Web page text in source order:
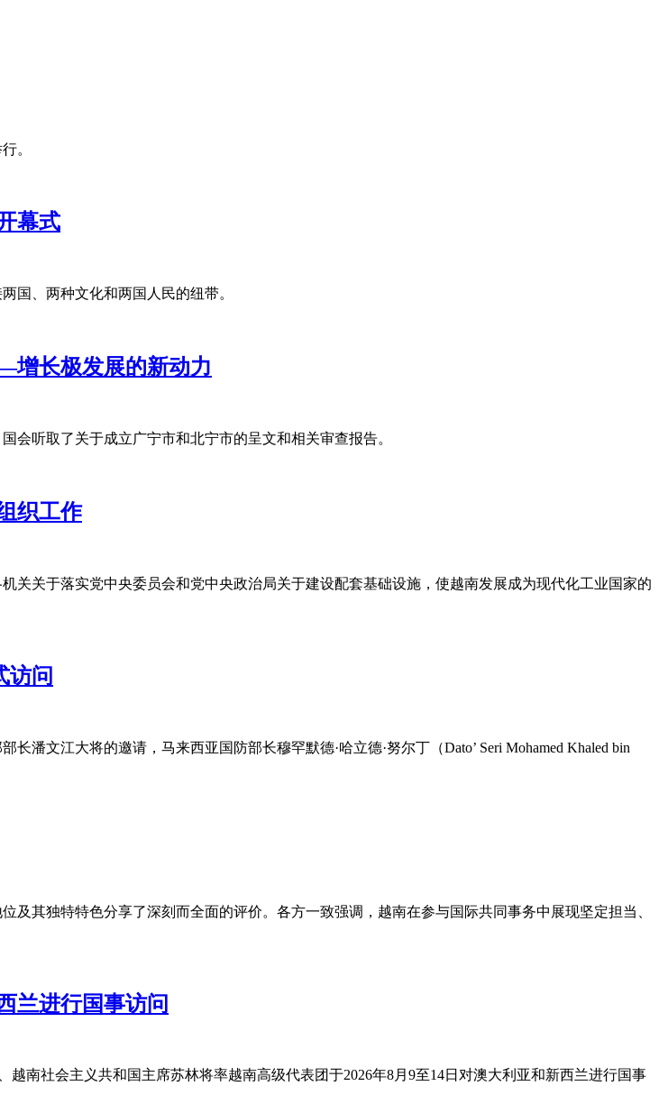
。
幕式
国、两种文化和两国人民的纽带。
增长极发展的新动力
会听取了关于成立广宁市和北宁市的呈文和相关审查报告。
织工作
关关于落实党中央委员会和党中央政治局关于建设配套基础设施，使越南发展成为现代化工业国家的
访问
潘文江大将的邀请，马来西亚国防部长穆罕默德·哈立德·努尔丁（Dato’ Seri Mohamed Khaled bin
其独特特色分享了深刻而全面的评价。各方一致强调，越南在参与国际共同事务中展现坚定担当、
兰进行国事访问
南社会主义共和国主席苏林将率越南高级代表团于2026年8月9至14日对澳大利亚和新西兰进行国事